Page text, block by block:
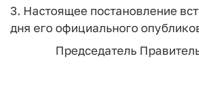
3. Настоящее постановление
дня его официального
Председатель